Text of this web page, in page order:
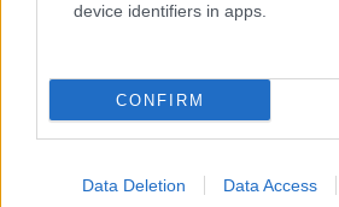
device identifiers in apps.
CONFIRM
Data Deletion Data Access
& SDHL